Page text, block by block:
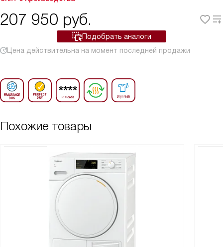
207 950 руб.
Подобрать аналоги
Цена действительна на момент последней продажи
Похожие товары